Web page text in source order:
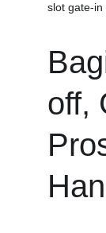
slot gate-in
off,